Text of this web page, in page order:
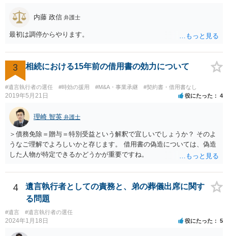
内藤 政信 弁護士
最初は調停からやります。
3 相続における15年前の借用書の効力について
#遺言執行者の選任 #時効の援用 #M&A・事業承継 #契約書・借用書なし
2019年5月21日 役にたった 4
理崎 智英 弁護士
＞債務免除＝贈与＝特別受益という解釈で宜しいでしょうか？ そのよ
うなご理解でよろしいかと存じます。 借用書の偽造については、偽造
した人物が特定できるかどうかが重要ですね。
4
遺言執行者としての責務と、弟の葬儀出席に関す
る問題
#遺言 #遺言執行者の選任
2024年1月18日 役にたった 5